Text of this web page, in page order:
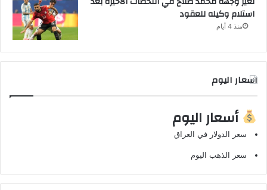
استلام وكيله للعقود
منذ 4 أيام
اسعار اليوم
أسعار اليوم
سعر الدولار في العراق
سعر الذهب اليوم